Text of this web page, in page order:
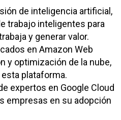
de inteligencia artificial,
trabajo inteligentes para
y generar valor.
en Amazon Web
y optimización de la nube,
plataforma.
expertos en Google Cloud
empresas en su adopción